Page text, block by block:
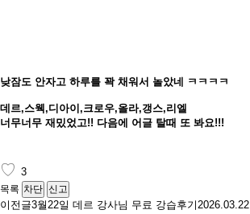
낮잠도 안자고 하루를 꽉 채워서 놀았네 ㅋㅋㅋㅋ
데르,스웩,디아이,크로우,올라,갱스,리엘
너무너무 재밌었고!! 다음에 어글 탈때 또 봐요!!!
♡ 3
목록 차단 신고
이전글3월22일 데르 강사님 무료 강습후기2026.03.22